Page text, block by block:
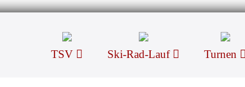
TSV Ski-Rad-Lauf Turnen